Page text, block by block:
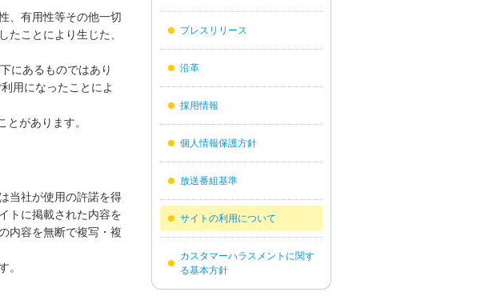
、有用性等その他一切
ことにより生じた、
にあるものではあり
用になったことによ
があります。
当社が使用の許諾を得
トに掲載された内容を
内容を無断で複写・複
。
プレスリリース
沿革
採用情報
個人情報保護方針
放送番組基準
サイトの利用について
カスタマーハラスメントに関す
る基本方針